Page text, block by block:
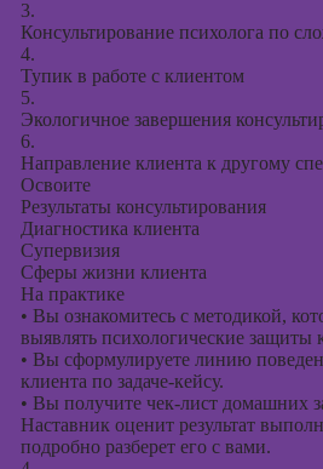
3.
Консультирование психолога по
4.
Тупик в работе с клиентом
5.
Экологичное завершения
6.
Направление клиента к другому
Освоите
Результаты консультирования
Диагностика клиента
Супервизия
Сферы жизни клиента
На практике
• Вы ознакомитесь с методикой,
выявлять психологические защиты
• Вы сформулируете линию
клиента по задаче-кейсу.
• Вы получите чек-лист домашних
Наставник оценит результат
подробно разберет его с вами.